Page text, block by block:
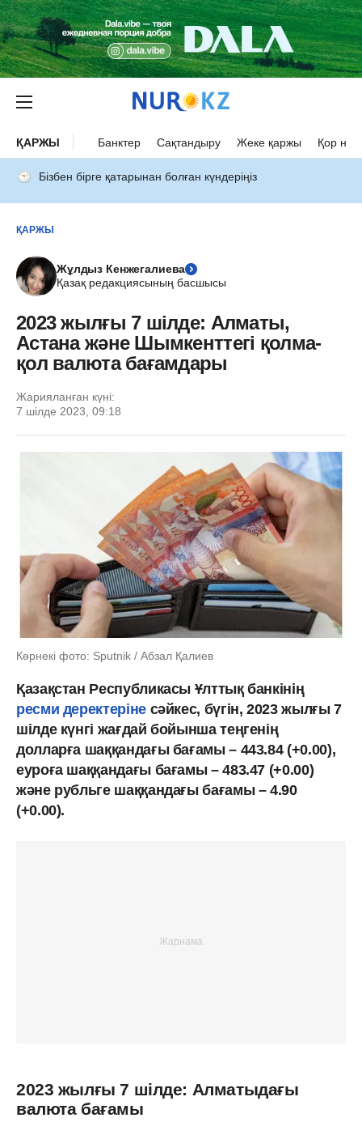
ҚАРЖЫ Банктер Сақтандыру Жеке қаржы Қор
Бізбен бірге қатарынан болған күндеріңіз
ҚАРЖЫ
Жұлдыз Кенжегалиева
Қазақ редакциясының басшысы
2023 жылғы 7 шілде: Алматы,
Астана және Шымкенттегі қолма-
қол валюта бағамдары
Жарияланған күні:
7 шілде 2023, 09:18
Көрнекі фото: Sputnik / Абзал Қалиев
Қазақстан Республикасы Ұлттық банкінің
ресми деректерінесәйкес, бүгін, 2023 жылғы 7
шілде күнгі жағдай бойынша теңгенің
долларға шаққандағы бағамы – 443.84 (+0.00),
еуроға шаққандағы бағамы – 483.47 (+0.00)
және рубльге шаққандағы бағамы – 4.90
(+0.00).
2023 жылғы 7 шілде: Алматыдағы
валюта бағамы